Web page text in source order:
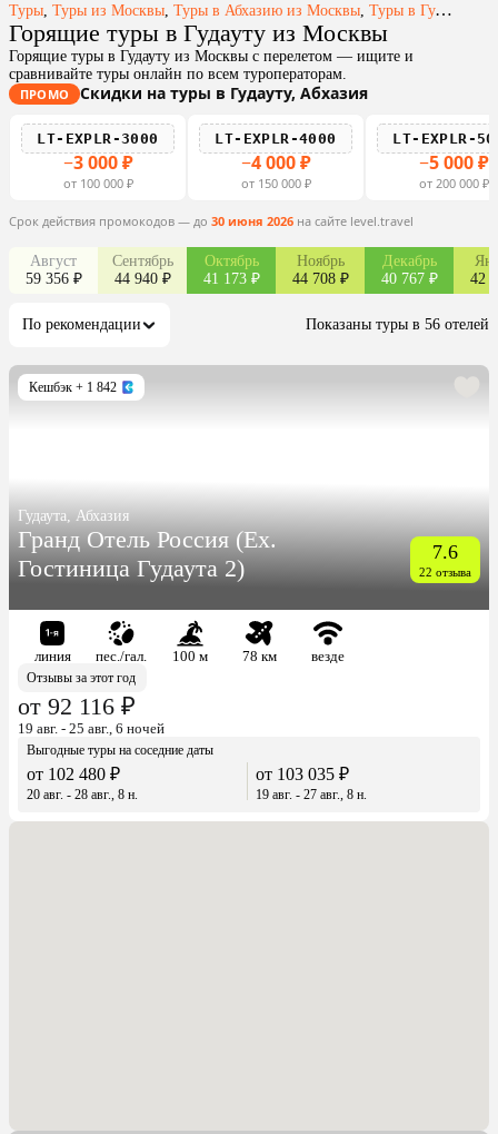
Туры Туры из Москвы Туры в Абхазию из Москвы Туры в Гудауту из Москвы
Горящие туры в Гудауту из Москвы
Горящие туры в Гудауту из Москвы с перелетом — ищите и
сравнивайте туры онлайн по всем туроператорам.
ПРОМО
Скидки на туры в Гудауту, Абхазия
LT-EXPLR-3000
−3 000 ₽
от 100 000 ₽
LT-EXPLR-4000
−4 000 ₽
от 150 000 ₽
LT-EXPLR-
−5 000 ₽
от 200 000 ₽
Срок действия промокодов — до 30 июня 2026 на сайте level.travel
Август
59 356 ₽
Сентябрь
44 940 ₽
Октябрь
41 173 ₽
Ноябрь
44 708 ₽
Декабрь
40 767 ₽
42
По рекомендации Показаны туры в 56 отелей
Кешбэк + 1 842
Гудаута, Абхазия
Гранд Отель Россия (Ex.
Гостиница Гудаута 2)
7.6
22 отзыва
линия пес./гал. 100 м 78 км
везде
Отзывы за этот год
от 92 116 ₽
19 авг. - 25 авг., 6 ночей
Выгодные туры на соседние даты
от 102 480 ₽
20 авг. - 28 авг., 8 н.
от 103 035 ₽
19 авг. - 27 авг., 8 н.